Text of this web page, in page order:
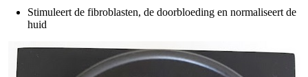
Stimuleert de fibroblasten, de doorbloeding en normaliseert de
huid